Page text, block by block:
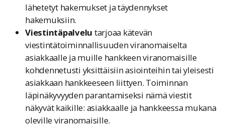
lähetetyt hakemukset ja täydennykset
hakemuksiin.
Viestintäpalvelu tarjoaa kätevän
viestintätoiminnallisuuden viranomaiselta
asiakkaalle ja muille hankkeen viranomaisille
kohdennetusti yksittäisiin asiointeihin tai yleisesti
asiakkaan hankkeeseen liittyen. Toiminnan
läpinäkyvyyden parantamiseksi nämä viestit
näkyvät kaikille: asiakkaalle ja hankkeessa mukana
oleville viranomaisille.